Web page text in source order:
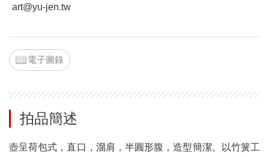
art@yu-jen.tw
電子圖錄
拍品簡述
壺呈荷包式，直口，溜肩，半圓形腹，造型簡潔。以竹簧工